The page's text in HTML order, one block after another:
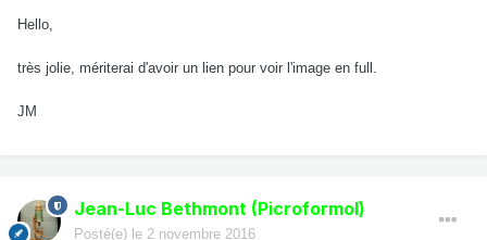
Hello,
très jolie, mériterai d'avoir un lien pour voir l'image en full.
JM
Jean-Luc Bethmont (Picroformol)
Posté(e) le 2 novembre 2016